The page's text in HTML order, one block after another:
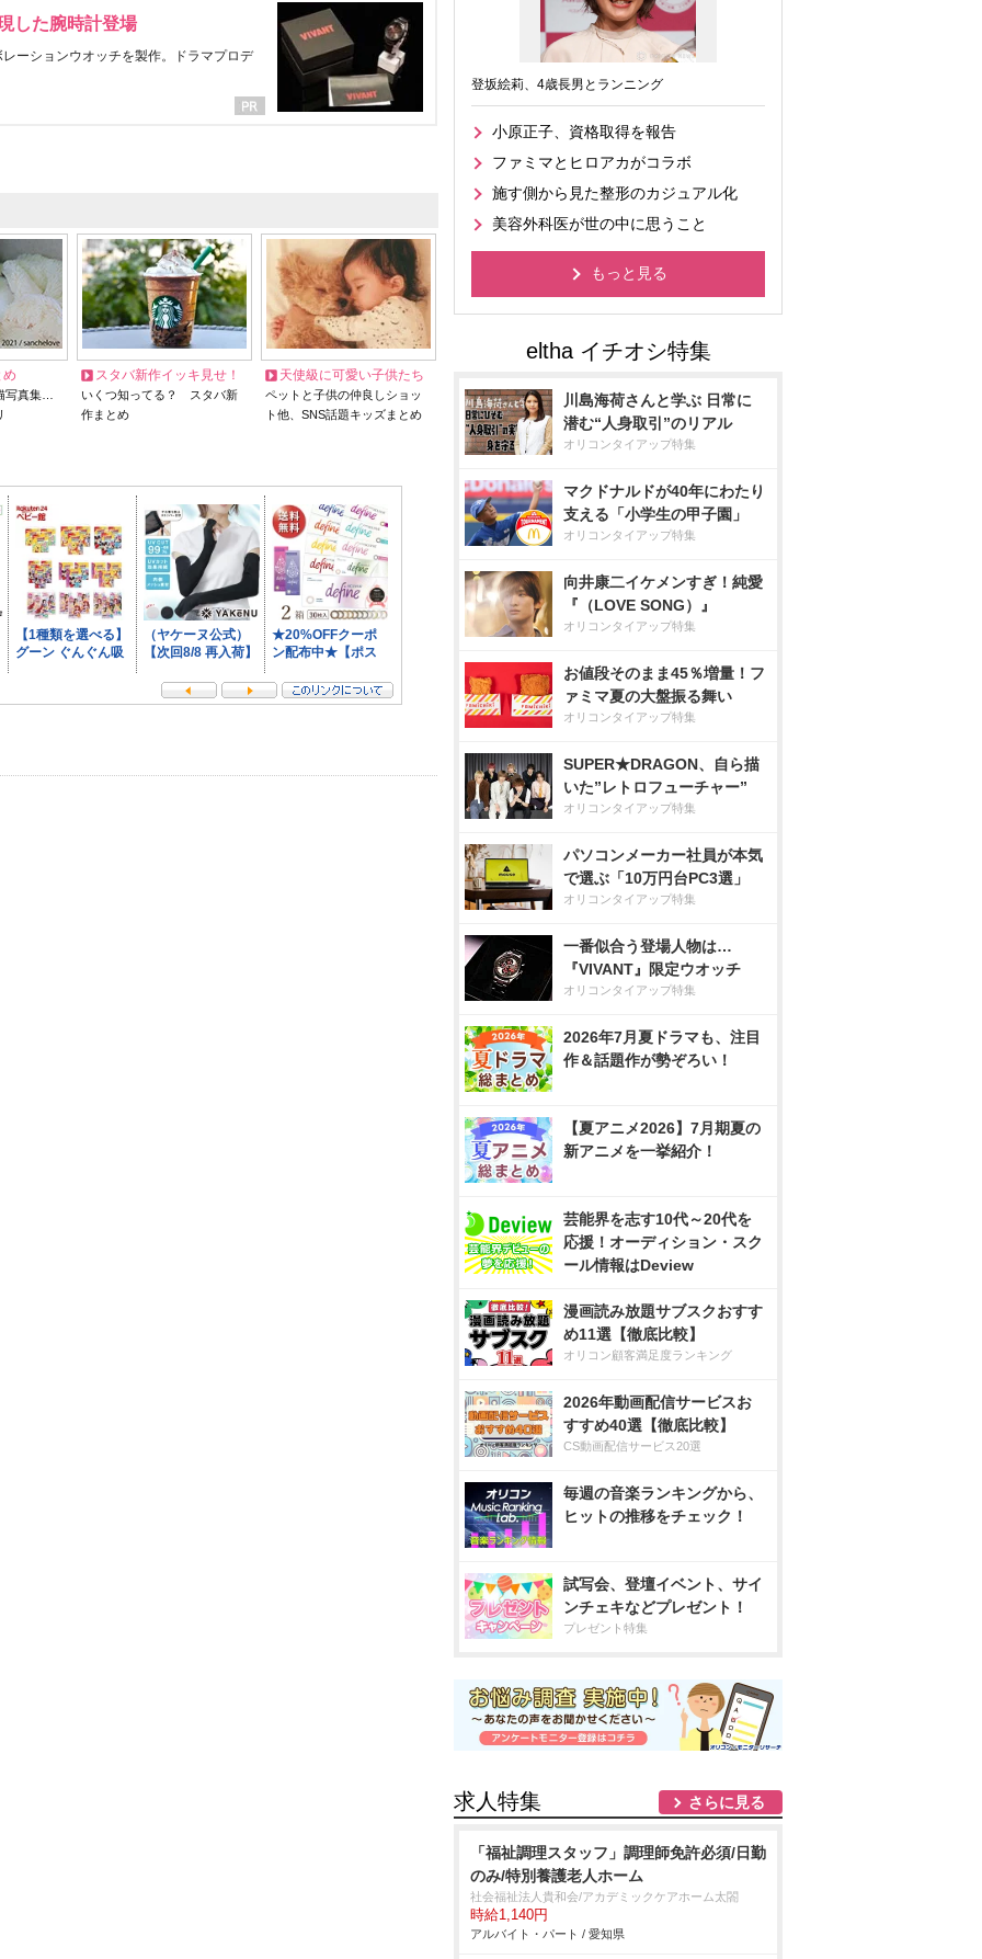
した腕時計登場
ーションウオッチを製作。ドラマプロデ
め
写真集…
スタバ新作イッキ見せ！
いくつ知ってる？ スタバ新
作まとめ
天使級に可愛い子供たち
ペットと子供の仲良しショッ
ト他、SNS話題キッズまとめ
登坂絵莉、4歳長男とランニング
小原正子、資格取得を報告
ファミマとヒロアカがコラボ
施す側から見た整形のカジュアル化
美容外科医が世の中に思うこと
もっと見る
川島海荷さんと学ぶ 日常に
潜む“人身取引”のリアル
オリコンタイアップ特集
マクドナルドが40年にわたり
支える「小学生の甲子園」
オリコンタイアップ特集
向井康二イケメンすぎ！純愛
『（LOVE SONG）』
オリコンタイアップ特集
お値段そのまま45％増量！フ
ァミマ夏の大盤振る舞い
オリコンタイアップ特集
SUPER★DRAGON、自ら描
いた”レトロフューチャー”
オリコンタイアップ特集
パソコンメーカー社員が本気
で選ぶ「10万円台PC3選」
オリコンタイアップ特集
一番似合う登場人物は…
『VIVANT』限定ウオッチ
オリコンタイアップ特集
2026年7月夏ドラマも、注目
作＆話題作が勢ぞろい！
【夏アニメ2026】7月期夏の
新アニメを一挙紹介！
芸能界を志す10代～20代を
応援！オーディション・スク
ール情報はDeview
漫画読み放題サブスクおすす
め11選【徹底比較】
オリコン顧客満足度ランキング
2026年動画配信サービスお
すすめ40選【徹底比較】
CS動画配信サービス20選
毎週の音楽ランキングから、
ヒットの推移をチェック！
試写会、登壇イベント、サイ
ンチェキなどプレゼント！
プレゼント特集
求人特集 さらに見る
「福祉調理スタッフ」調理師免許必須/日勤
のみ/特別養護老人ホーム
社会福祉法人貴和会/アカデミックケアホーム太閤
時給1,140円
アルバイト・パート / 愛知県